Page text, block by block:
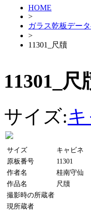
HOME
>
ガラス乾板デー
>
11301_尺牘
11301_尺
サイズ:
サイズ
キャビネ
原板番号
11301
作者名
桂南守仙
作品名
尺牘
撮影時の所蔵者
現所蔵者